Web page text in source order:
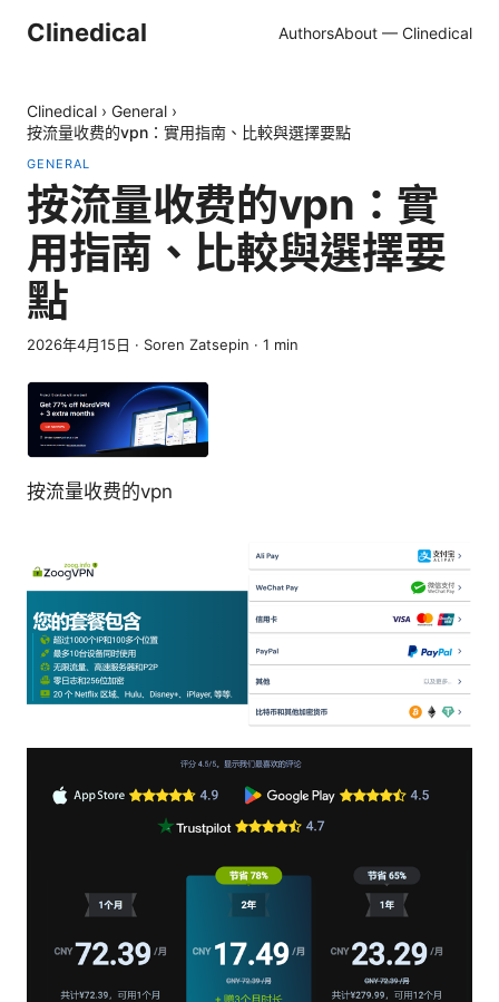
Clinedical AuthorsAbout — Clinedical
Clinedical › General ›
按流量收费的vpn：實用指南、比較與選擇要點
GENERAL
按流量收费的vpn：實
用指南、比較與選擇要
點
2026年4月15日 · Soren Zatsepin · 1 min
按流量收费的vpn